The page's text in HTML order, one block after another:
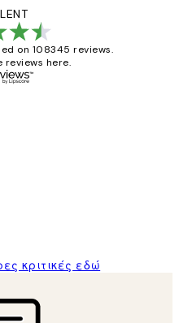
on 108345 reviews.
reviews here.
κριτικές εδώ